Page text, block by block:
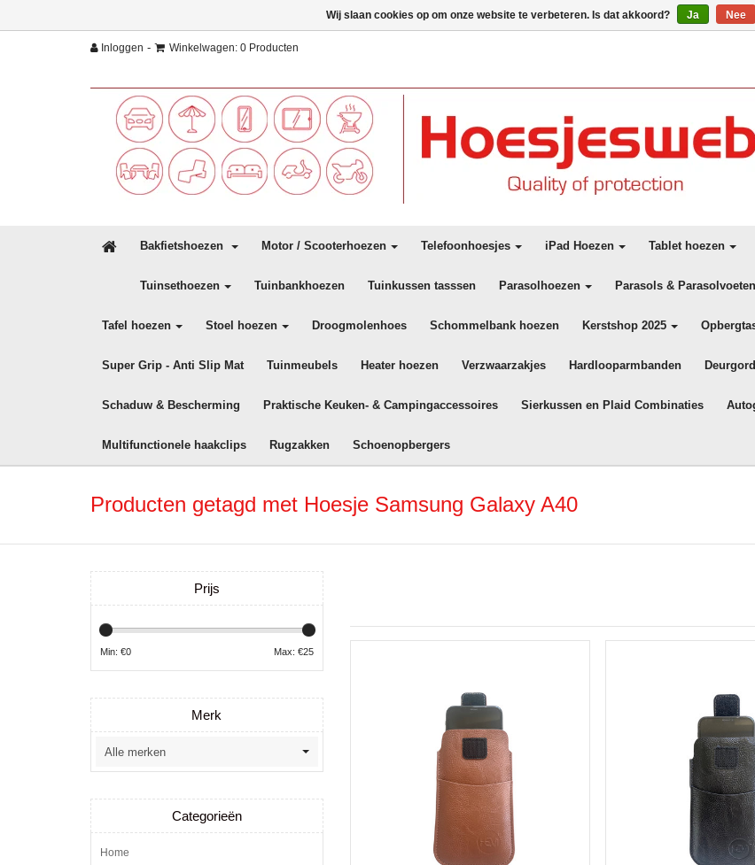
Inloggen - Winkelwagen: 0 Producten
Bakfietshoezen Motor / Scooterhoezen Telefoonhoesjes iPad Hoezen Tablet hoezen
Tuinsethoezen Tuinbankhoezen Tuinkussen tasssen Parasolhoezen Parasols & Parasolvoeten
Tafel hoezen Stoel hoezen Droogmolenhoes Schommelbank hoezen Kerstshop 2025
Super Grip - Anti Slip Mat Tuinmeubels Heater hoezen Verzwaarzakjes Hardlooparmbanden
Schaduw & Bescherming Praktische Keuken- & Campingaccessoires Sierkussen en Plaid Combinaties
Multifunctionele haakclips Rugzakken Schoenopbergers
Producten getagd met Hoesje Samsung Galaxy A40
Prijs
Min: €0 Max: €25
Merk
Categorieën
Home
Wij slaan cookies op om onze website te verbeteren. Is dat akkoord? Ja Nee